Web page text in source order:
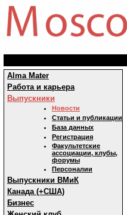
Alma Mater
Работа и карьера
Выпускники
Новости
Статьи и публикации
База данных
Регистрация
Факультетские
ассоциации, клубы,
форумы
Персоналии
Выпускники ВМиК
Канада (+США)
Бизнес